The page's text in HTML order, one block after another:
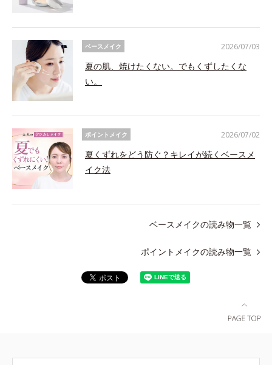
ベースメイク
夏の肌、焼けたくない。でもくずしたくな
い。
2026/07/03
ポイントメイク
夏くずれをどう防ぐ？キレイが続くベースメ
イク法
2026/07/02
ベースメイクの読み物一覧
ポイントメイクの読み物一覧